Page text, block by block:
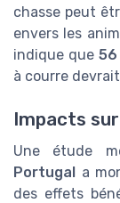
chasse peut
envers les
indique que 56
à courre
Impacts
Une étude
Portugal a
des effets